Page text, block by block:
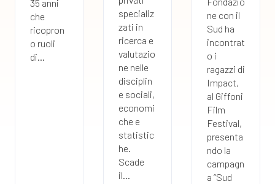
35 anni
che
ricopron
o ruoli
di...
specializ
zati in
ricerca e
valutazio
ne nelle
disciplin
e sociali,
economi
che e
statistic
he.
Scade
il...
ne con il
Sud ha
incontrat
o i
ragazzi di
Impact,
al Giffoni
Film
Festival,
presenta
ndo la
campagn
a “Sud